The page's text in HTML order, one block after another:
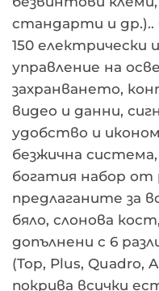
стандарти и др.)..
150 електрически
управление на
захранването,
видео и данни,
удобство и
безжична
богатия набор от
предлаганите за
бяло, слонова
допълнени с 6
(Top, Plus, Quadro,
покрива всички